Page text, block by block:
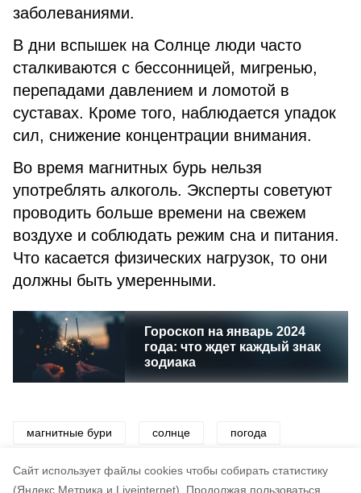
Cайт использует файлы cookies чтобы собирать статистику
(Яндекс.Метрика и Liveinternet).
Продолжая пользоваться
заболеваниями.
В дни вспышек на Солнце люди часто
сталкиваются с бессонницей, мигренью,
перепадами давлением и ломотой в
суставах. Кроме того, наблюдается упадок
сил, снижение концентрации внимания.
Во время магнитных бурь нельзя
употреблять алкоголь. Эксперты советуют
проводить больше времени на свежем
воздухе и соблюдать режим сна и питания.
Что касается физических нагрузок, то они
должны быть умеренными.
Гороскоп на январь 2024
года: что ждет каждый знак
зодиака
магнитные бури солнце погода
здоровье январь 2024